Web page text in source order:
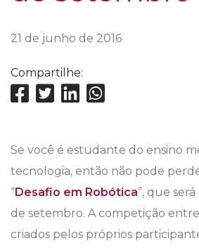
21 de junho de 2016
Compartilhe:
Se você é estudante do ensino
tecnologia, então não pode
“Desafio em Robótica”, que
de setembro. A competição
criados pelos próprios